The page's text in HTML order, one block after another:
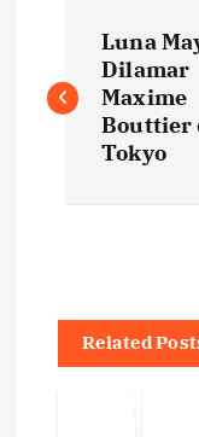
o
a
v
Luna
Dilamar
Maxime
Bouttier
Tokyo
Related